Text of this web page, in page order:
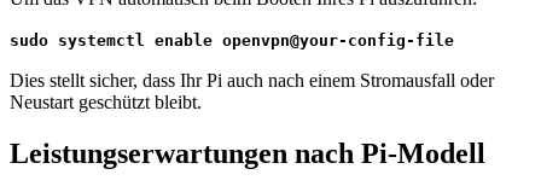
sudo systemctl enable openvpn@your-config-file
Dies stellt sicher, dass Ihr Pi auch nach einem Stromausfall oder
Neustart geschützt bleibt.
Leistungserwartungen nach Pi-Modell